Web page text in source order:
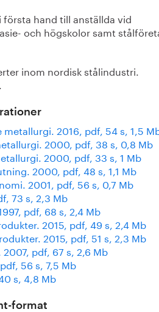
hand till anställda vid
och högskolor samt
inom nordisk stålindustri.
2016, pdf, 54 s, 1,5
2000, pdf, 38 s, 0,8 Mb
2000, pdf, 33 s, 1 Mb
2000, pdf, 48 s, 1,1 Mb
2001, pdf, 56 s, 0,7 Mb
73 s, 2,3 Mb
pdf, 68 s, 2,4 Mb
2015, pdf, 49 s, 2,4 Mb
2015, pdf, 51 s, 2,3 Mb
pdf, 67 s, 2,6 Mb
56 s, 7,5 Mb
s, 4,8 Mb
format